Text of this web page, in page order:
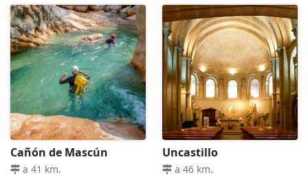
Cañón de Mascún
a 41 km.
Uncastillo
a 46 km.